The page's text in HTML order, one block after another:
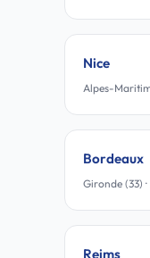
Nice
Alpes-
Bordeaux
Gironde (33)
Reims